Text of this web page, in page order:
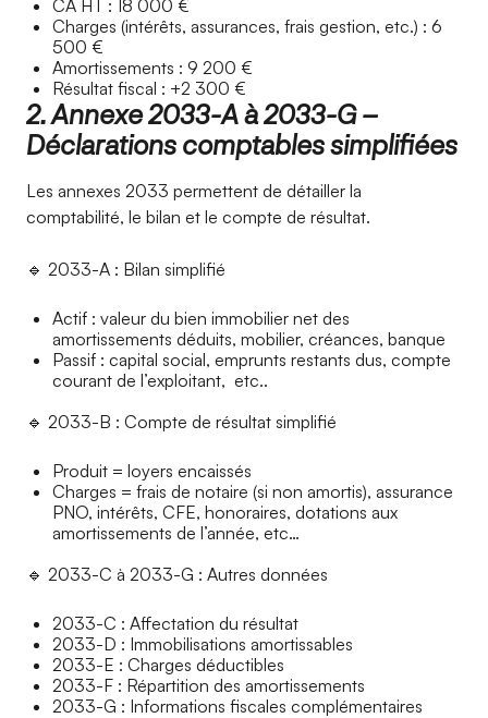
CA HT : 18 000 €
Charges (intérêts, assurances, frais gestion, etc.) : 6
500 €
Amortissements : 9 200 €
Résultat fiscal : +2 300 €
2. Annexe 2033-A à 2033-G –
Déclarations comptables simplifiées
Les annexes 2033 permettent de détailler la
comptabilité, le bilan et le compte de résultat.
🔹 2033-A : Bilan simplifié
Actif : valeur du bien immobilier net des
amortissements déduits, mobilier, créances, banque
Passif : capital social, emprunts restants dus, compte
courant de l’exploitant, etc..
🔹 2033-B : Compte de résultat simplifié
Produit = loyers encaissés
Charges = frais de notaire (si non amortis), assurance
PNO, intérêts, CFE, honoraires, dotations aux
amortissements de l’année, etc…
🔹 2033-C à 2033-G : Autres données
2033-C : Affectation du résultat
2033-D : Immobilisations amortissables
2033-E : Charges déductibles
2033-F : Répartition des amortissements
2033-G : Informations fiscales complémentaires